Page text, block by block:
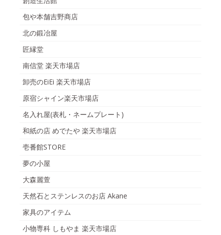
包や本舗吉野商店
北の鍛冶屋
匠縁堂
南信堂 楽天市場店
卸売のEiEi 楽天市場店
原宿シャイン楽天市場店
名入れ屋(表札・ネームプレート)
和紙の店 めでたや 楽天市場店
壱番館STORE
夢の小屋
大森麗萱
天然石とステンレスのお店 Akane
家具のアイテム
小物専科 しもやま 楽天市場店